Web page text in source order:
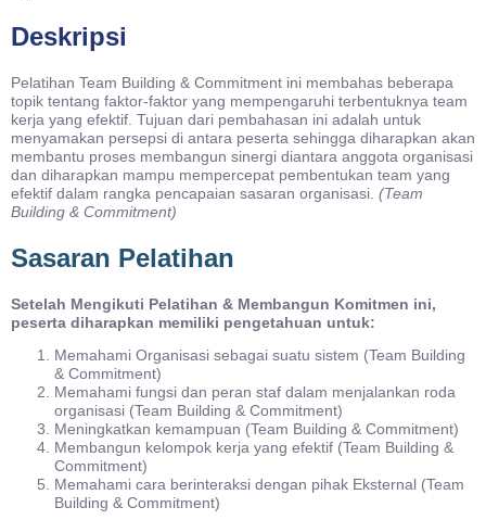
Deskripsi
Pelatihan Team Building & Commitment ini membahas beberapa
topik tentang faktor-faktor yang mempengaruhi terbentuknya team
kerja yang efektif. Tujuan dari pembahasan ini adalah untuk
menyamakan persepsi di antara peserta sehingga diharapkan akan
membantu proses membangun sinergi diantara anggota organisasi
dan diharapkan mampu mempercepat pembentukan team yang
efektif dalam rangka pencapaian sasaran organisasi. (Team
Building & Commitment)
Sasaran Pelatihan
Setelah Mengikuti Pelatihan & Membangun Komitmen ini,
peserta diharapkan memiliki pengetahuan untuk:
Memahami Organisasi sebagai suatu sistem (Team Building
& Commitment)
Memahami fungsi dan peran staf dalam menjalankan roda
organisasi (Team Building & Commitment)
Meningkatkan kemampuan (Team Building & Commitment)
Membangun kelompok kerja yang efektif (Team Building &
Commitment)
Memahami cara berinteraksi dengan pihak Eksternal (Team
Building & Commitment)